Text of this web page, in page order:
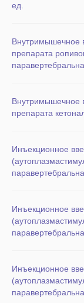
ед.
Внутримышечное
препарата
Внутримышечное
препарата
Инъекционное
Инъекционное
Инъекционное